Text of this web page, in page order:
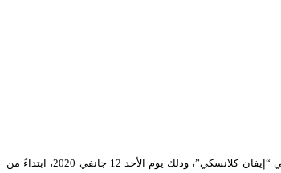
تنظم سفارة جمهورية التشيك بالجزائر وبالتعاون مع المسرح الوطني الجزائري وتحت رعاية وزارة الثقافة، ببناية “محي الدين بشطارزي”، حفلا موسيقيا على آلة البيانو مع العازف العالمي “إيفان كلانسكي”، وذلك يوم الأحد 12 جانفي 2020، ابتداءً من